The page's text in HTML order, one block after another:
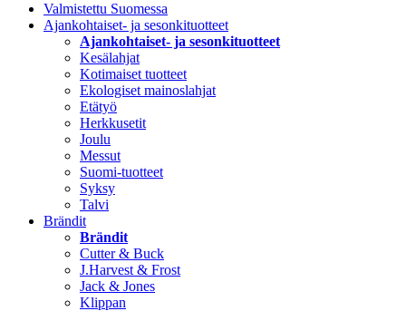
Valmistettu Suomessa
Ajankohtaiset- ja sesonkituotteet
Ajankohtaiset- ja sesonkituotteet
Kesälahjat
Kotimaiset tuotteet
Ekologiset mainoslahjat
Etätyö
Herkkusetit
Joulu
Messut
Suomi-tuotteet
Syksy
Talvi
Brändit
Brändit
Cutter & Buck
J.Harvest & Frost
Jack & Jones
Klippan